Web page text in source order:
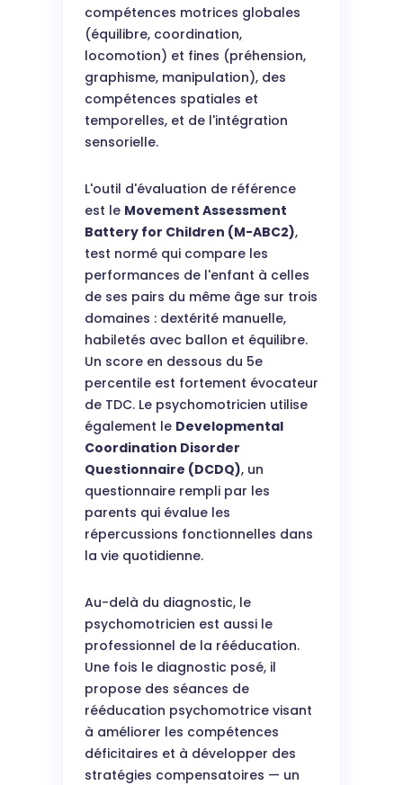
compétences motrices globales
(équilibre, coordination,
locomotion) et fines (préhension,
graphisme, manipulation), des
compétences spatiales et
temporelles, et de l'intégration
sensorielle.
L'outil d'évaluation de référence
est le Movement Assessment
Battery for Children (M-ABC2),
test normé qui compare les
performances de l'enfant à celles
de ses pairs du même âge sur trois
domaines : dextérité manuelle,
habiletés avec ballon et équilibre.
Un score en dessous du 5e
percentile est fortement évocateur
de TDC. Le psychomotricien utilise
également le Developmental
Coordination Disorder
Questionnaire (DCDQ), un
questionnaire rempli par les
parents qui évalue les
répercussions fonctionnelles dans
la vie quotidienne.
Au-delà du diagnostic, le
psychomotricien est aussi le
professionnel de la rééducation.
Une fois le diagnostic posé, il
propose des séances de
rééducation psychomotrice visant
à améliorer les compétences
déficitaires et à développer des
stratégies compensatoires — un